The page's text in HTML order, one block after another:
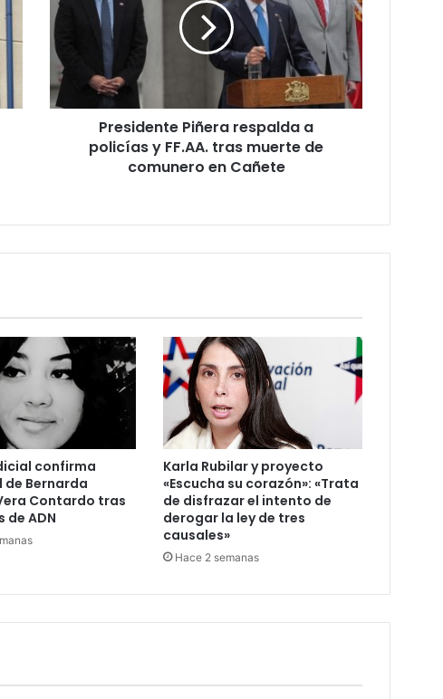
policías
y
FF.AA.
tras
muerte
comunero
Presidente Piñera respalda a
policías y FF.AA. tras muerte de
comunero en Cañete
confirma
Bernarda
Contardo tras
de ADN
Karla Rubilar y proyecto
«Escucha su corazón»: «Trata
de disfrazar el intento de
derogar la ley de tres
causales»
Hace 2 semanas